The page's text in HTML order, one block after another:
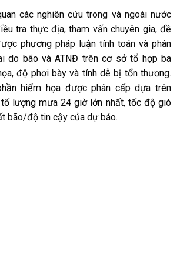
các nghiên cứu trong và ngoài nước
tra thực địa, tham vấn chuyên gia, đề
phương pháp luận tính toán và phân
do bão và ATNĐ trên cơ sở tổ hợp ba
độ phơi bày và tính dễ bị tổn thương.
hiểm họa được phân cấp dựa trên
lượng mưa 24 giờ lớn nhất, tốc độ gió
bão/độ tin cậy của dự báo.